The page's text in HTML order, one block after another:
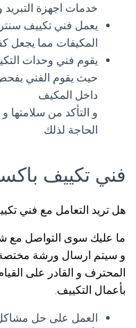
خدمات اجهزة
يعمل فني تكييف
المكيفات مما يجعل
يقوم فني وحدات
حيث يقوم الفني بفحص
داخل المكيف
و التأكد من سلامتها و
الحاجة لذلك.
فني تكييف
هل تريد التعامل مع فني
و سيتم ارسال ورشة
المحترف و القادر على
بأعمال التكييف.
العمل على حل مشاكل